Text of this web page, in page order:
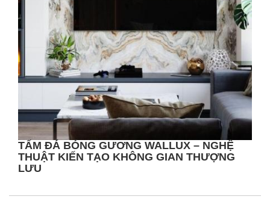
TẤM ĐÁ BÓNG GƯƠNG WALLUX – NGHỆ
THUẬT KIẾN TẠO KHÔNG GIAN THƯỢNG
LƯU